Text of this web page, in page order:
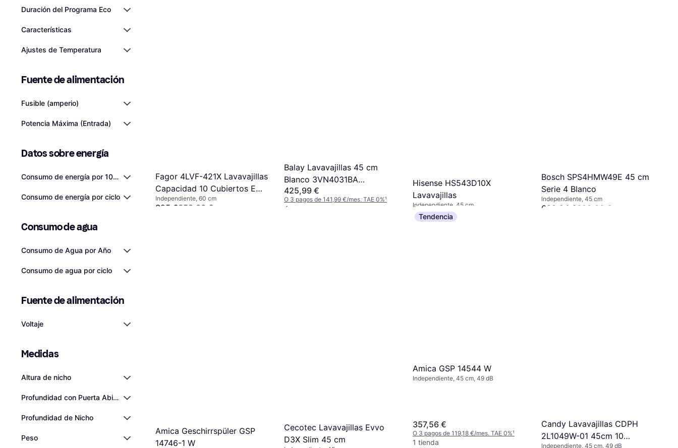
Duración del Programa Eco
Características
Ajustes de Temperatura
Fuente de alimentación
Fusible (amperio)
Potencia Máxima (Entrada)
Datos sobre energía
Consumo de energía por 100 ciclos
Consumo de energía por ciclo
Consumo de agua
Consumo de Agua por Año
Consumo de agua por ciclo
Fuente de alimentación
Voltaje
Medidas
Altura de nicho
Profundidad con Puerta Abierta
Profundidad de Nicho
Peso
Fagor 4LVF-421X Lavavajillas
Capacidad 10 Cubiertos E
Acero Inoxidable
Independiente, 60 cm
325 €358,03 €
Balay Lavavajillas 45 cm
Blanco 3VN4031BA
Dishwasher 10 Place
425,99 €
O 3 pagos de 141,99 €/mes. TAE 0%¹
4 tiendas
Hisense HS543D10X
Lavavajillas
Independiente, 45 cm
408 €415,65 €
O 3 pagos de 136,00 €/mes. TAE 0%
Bosch SPS4HMW49E 45 cm
Serie 4 Blanco
Independiente, 45 cm
608,94 € 620,06 €
Amica Geschirrspüler GSP
14746-1 W
Cecotec Lavavajillas Evvo
D3X Slim 45 cm
Tendencia
Amica GSP 14544 W
Independiente, 45 cm, 49 dB
357,56 €
O 3 pagos de 119,18 €/mes. TAE 0%¹
1 tienda
Candy Lavavajillas CDPH
2L1049W-01 45cm 10
Independiente, 45 cm, 49 dB